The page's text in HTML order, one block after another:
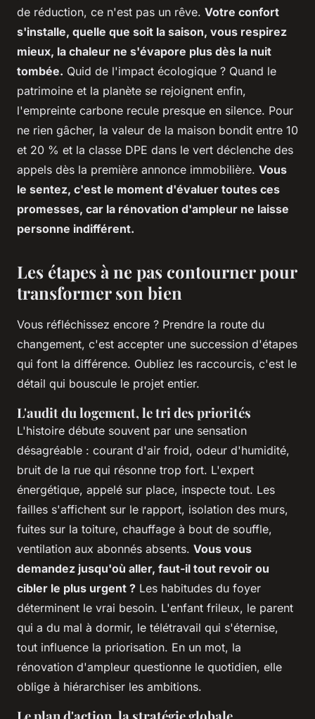
de réduction, ce n'est pas un rêve. Votre confort
s'installe, quelle que soit la saison, vous respirez
mieux, la chaleur ne s'évapore plus dès la nuit
tombée. Quid de l'impact écologique ? Quand le
patrimoine et la planète se rejoignent enfin,
l'empreinte carbone recule presque en silence. Pour
ne rien gâcher, la valeur de la maison bondit entre 10
et 20 % et la classe DPE dans le vert déclenche des
appels dès la première annonce immobilière. Vous
le sentez, c'est le moment d'évaluer toutes ces
promesses, car la rénovation d'ampleur ne laisse
personne indifférent.
Les étapes à ne pas contourner pour
transformer son bien
Vous réfléchissez encore ? Prendre la route du
changement, c'est accepter une succession d'étapes
qui font la différence. Oubliez les raccourcis, c'est le
détail qui bouscule le projet entier.
L'audit du logement, le tri des priorités
L'histoire débute souvent par une sensation
désagréable : courant d'air froid, odeur d'humidité,
bruit de la rue qui résonne trop fort. L'expert
énergétique, appelé sur place, inspecte tout. Les
failles s'affichent sur le rapport, isolation des murs,
fuites sur la toiture, chauffage à bout de souffle,
ventilation aux abonnés absents. Vous vous
demandez jusqu'où aller, faut-il tout revoir ou
cibler le plus urgent ? Les habitudes du foyer
déterminent le vrai besoin. L'enfant frileux, le parent
qui a du mal à dormir, le télétravail qui s'éternise,
tout influence la priorisation. En un mot, la
rénovation d'ampleur questionne le quotidien, elle
oblige à hiérarchiser les ambitions.